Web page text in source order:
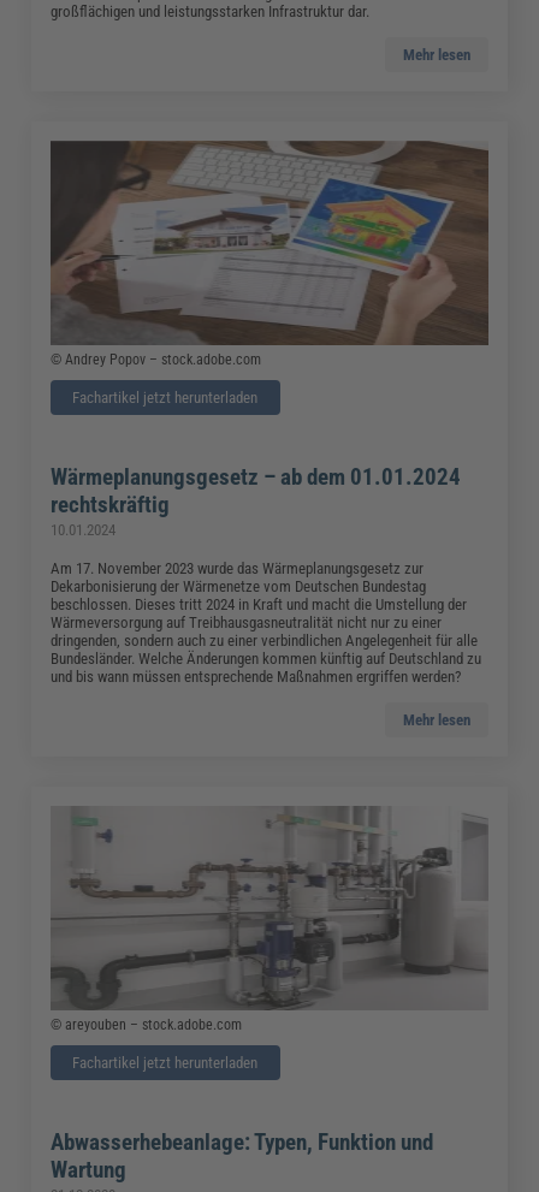
großflächigen und leistungsstarken Infrastruktur dar.
Mehr lesen
© Andrey Popov – stock.adobe.com
Fachartikel jetzt herunterladen
Wärmeplanungsgesetz – ab dem 01.01.2024
rechtskräftig
10.01.2024
Am 17. November 2023 wurde das Wärmeplanungsgesetz zur
Dekarbonisierung der Wärmenetze vom Deutschen Bundestag
beschlossen. Dieses tritt 2024 in Kraft und macht die Umstellung der
Wärmeversorgung auf Treibhausgasneutralität nicht nur zu einer
dringenden, sondern auch zu einer verbindlichen Angelegenheit für alle
Bundesländer. Welche Änderungen kommen künftig auf Deutschland zu
und bis wann müssen entsprechende Maßnahmen ergriffen werden?
Mehr lesen
© areyouben – stock.adobe.com
Fachartikel jetzt herunterladen
Abwasserhebeanlage: Typen, Funktion und
Wartung